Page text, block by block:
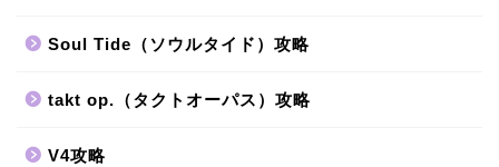
Soul Tide（ソウルタイド）攻略
takt op.（タクトオーパス）攻略
V4攻略